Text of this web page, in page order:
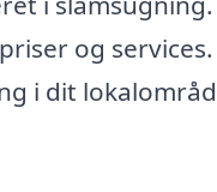
og
i dit